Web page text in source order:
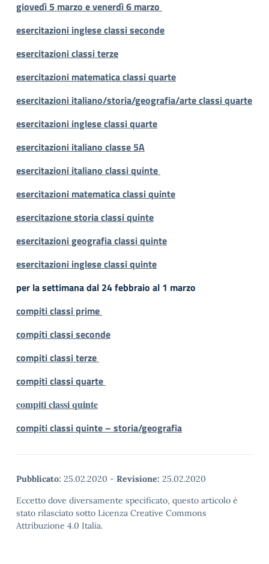
giovedì 5 marzo e venerdì 6 marzo
esercitazioni inglese classi seconde
esercitazioni classi terze
esercitazioni matematica classi quarte
esercitazioni italiano/storia/geografia/arte classi quarte
esercitazioni inglese classi quarte
esercitazioni italiano classe 5A
esercitazioni italiano classi quinte
esercitazioni matematica classi quinte
esercitazione storia classi quinte
esercitazioni geografia classi quinte
esercitazioni inglese classi quinte
per la settimana dal 24 febbraio al 1 marzo
compiti classi prime
compiti classi seconde
compiti classi terze
compiti classi quarte
compiti classi quinte
compiti classi quinte – storia/geografia
Pubblicato: 25.02.2020 - Revisione: 25.02.2020
Eccetto dove diversamente specificato, questo articolo è
stato rilasciato sotto Licenza Creative Commons
Attribuzione 4.0 Italia.